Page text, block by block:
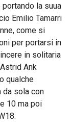
la suua
Emilio Tamarri
come si
per portarsi in
in solitaria
Ank
qualche
da sola con
10 ma poi